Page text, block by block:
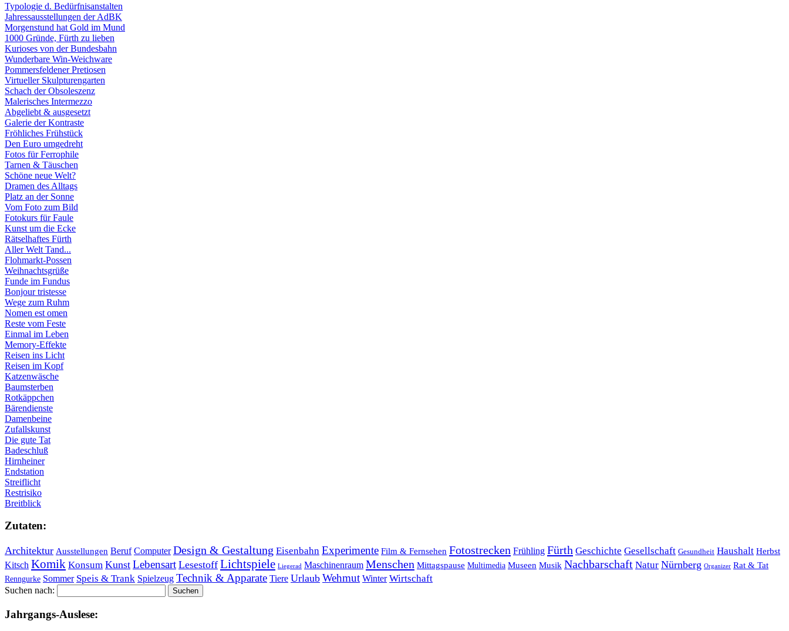
Typologie d. Bedürfnisanstalten
Jahressausstellungen der AdBK
Morgenstund hat Gold im Mund
1000 Gründe, Fürth zu lieben
Kurioses von der Bundesbahn
Wunderbare Win-Weichware
Pommersfeldener Pretiosen
Virtueller Skulpturengarten
Schach der Obsoleszenz
Malerisches Intermezzo
Abgeliebt & ausgesetzt
Galerie der Kontraste
Fröhliches Frühstück
Den Euro umgedreht
Fotos für Ferrophile
Tarnen & Täuschen
Schöne neue Welt?
Dramen des Alltags
Platz an der Sonne
Vom Foto zum Bild
Fotokurs für Faule
Kunst um die Ecke
Rätselhaftes Fürth
Aller Welt Tand...
Flohmarkt-Possen
Weihnachtsgrüße
Funde im Fundus
Bonjour tristesse
Wege zum Ruhm
Nomen est omen
Reste vom Feste
Einmal im Leben
Memory-Effekte
Reisen ins Licht
Reisen im Kopf
Katzenwäsche
Baumsterben
Rotkäppchen
Bärendienste
Damenbeine
Zufallskunst
Die gute Tat
Badeschluß
Hirnheiner
Endstation
Streiflicht
Restrisiko
Breitblick
Zu­ta­ten:
Architektur Ausstellungen Beruf Computer Design & Gestaltung Eisenbahn Experimente Film & Fernsehen Fotostrecken Frühling Fürth Geschichte Gesellschaft Gesundheit Haushalt Herbst
Kitsch Komik Konsum Kunst Lebensart Lesestoff Lichtspiele Liegerad Maschinenraum Menschen Mittagspause Multimedia Museen Musik Nachbarschaft Natur Nürnberg Organizer Rat & Tat
Renngurke Sommer Speis & Trank Spielzeug Technik & Apparate Tiere Urlaub Wehmut Winter Wirtschaft
Suchen nach:
Jahr­gangs-Aus­le­se: